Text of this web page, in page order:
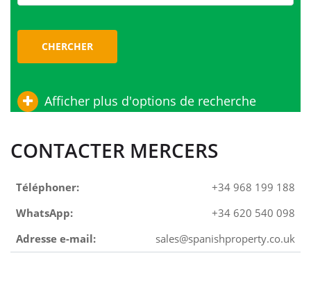
CHERCHER
Afficher plus d'options de recherche
CONTACTER MERCERS
Téléphoner:
+34 968 199 188
WhatsApp:
+34 620 540 098
Adresse e-mail:
sales@spanishproperty.co.uk